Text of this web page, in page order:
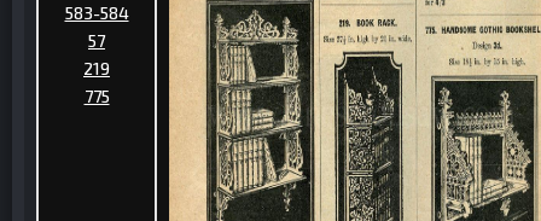
583-584
57
219
775